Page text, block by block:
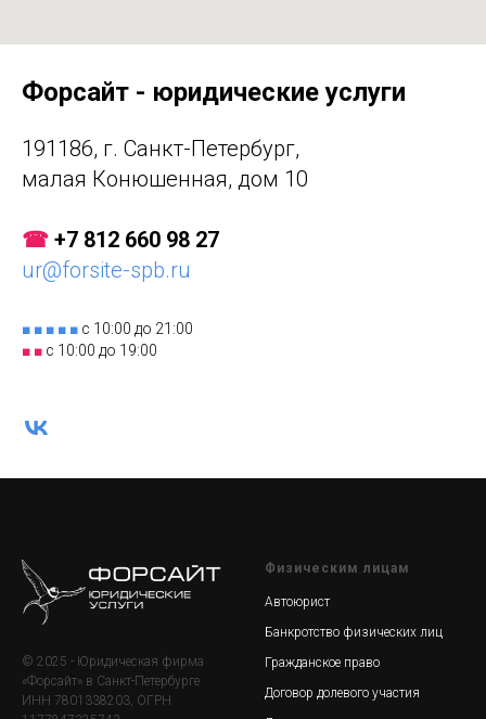
Форсайт - юридические услуги
191186, г. Санкт-Петербург,
малая Конюшенная, дом 10
☎ +7 812 660 98 27
ur@forsite-spb.ru
■ ■ ■ ■ ■ с 10:00 до 21:00
■ ■ с 10:00 до 19:00
© 2025 - Юридическая фирма
«Форсайт» в Санкт-Петербурге
ИНН 7801338203, ОГРН
Физическим лицам
Автоюрист
Банкротство физических лиц
Гражданское право
Договор долевого участия